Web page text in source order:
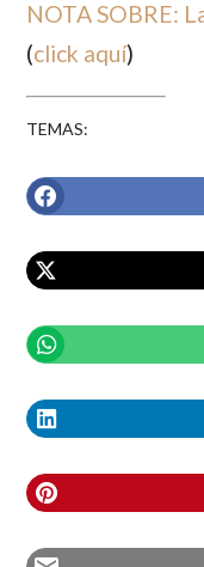
NOTA SOBRE:
(click aquí)
TEMAS: